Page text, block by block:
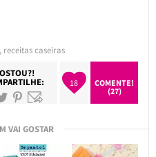
, receitas caseiras
18
COMENTE!
(27)
VAI GOSTAR